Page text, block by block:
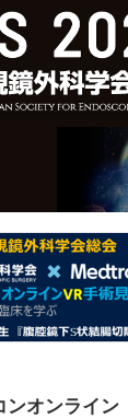
ンオンライン